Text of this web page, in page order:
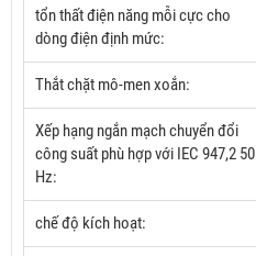
tổn thất điện năng mỗi cực cho
dòng điện định mức:
Thắt chặt mô-men xoắn:
Xếp hạng ngắn mạch chuyển đổi
công suất phù hợp với IEC 947,2 50
Hz:
chế độ kích hoạt: